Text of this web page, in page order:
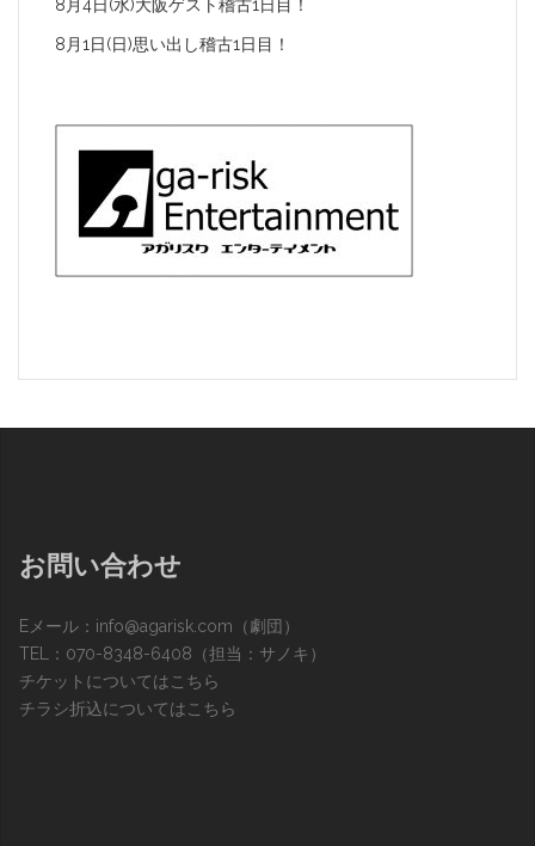
8月4日(水)大阪ゲスト稽古1日目！
8月1日(日)思い出し稽古1日目！
お問い合わせ
Eメール： info@agarisk.com （劇団）
TEL：070-8348-6408（担当：サノキ）
チケットについてはこちら
チラシ折込についてはこちら